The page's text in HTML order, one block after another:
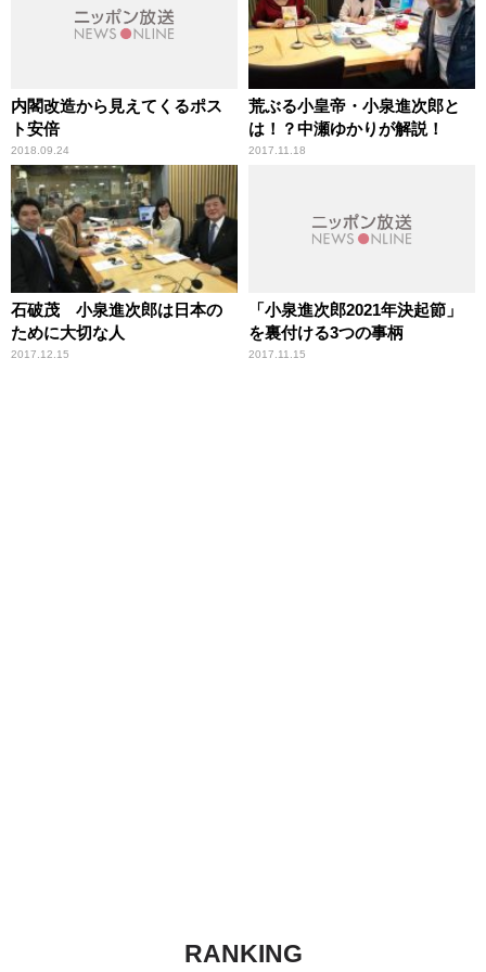
内閣改造から見えてくるポス
ト安倍
2018.09.24
荒ぶる小皇帝・小泉進次郎と
は！？中瀬ゆかりが解説！
2017.11.18
石破茂 小泉進次郎は日本の
ために大切な人
2017.12.15
「小泉進次郎2021年決起節」
を裏付ける3つの事柄
2017.11.15
RANKING